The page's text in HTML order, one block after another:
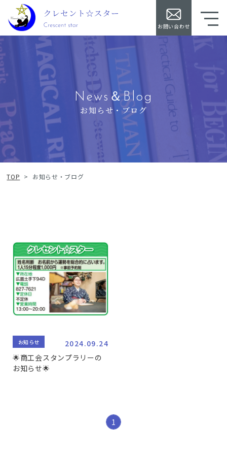
お問い合わせ
News＆Blog
お知らせ・ブログ
TOP > お知らせ・ブログ
お知らせ
2024.09.24
🌟商工会スタンプラリーの
お知らせ🌟
1